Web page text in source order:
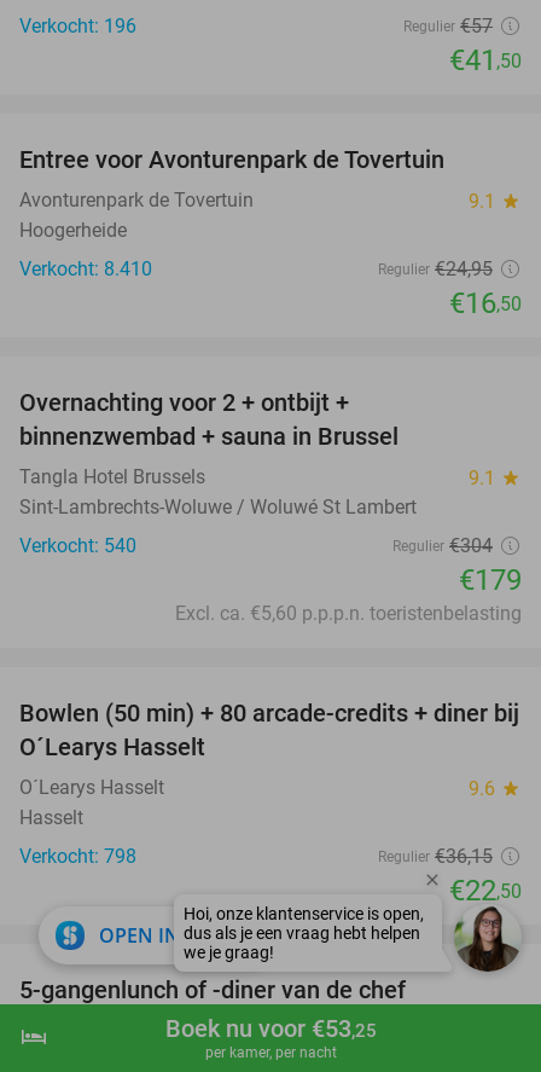
shopping_cart Boek nu
hotel Boek nu voor €53,25
per kamer, per nacht
Verkocht: 196
Regulier €57
€41 ,50
Entree voor Avonturenpark de Tovertuin
Avonturenpark de Tovertuin 9.1 star
Hoogerheide
Verkocht: 8.410
Regulier €24,95
€16,50
Overnachting voor 2 + ontbijt +
binnenzwembad + sauna in Brussel
Tangla Hotel Brussels 9.1 star
Sint-Lambrechts-Woluwe / Woluwé St Lambert
Verkocht: 540
Regulier €304
€179
Excl. ca. €5,60 p.p.p.n. toeristenbelasting
38%
Bowlen (50 min) + 80 arcade-credits + diner bij
O´Learys Hasselt
O´Learys Hasselt 9.6 star
Hasselt
Verkocht: 798
Regulier €36,15
€22,50
18%
favorite_border
5-gangenlunch of -diner van de chef
Nic's
OPEN IN APP close